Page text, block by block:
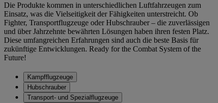
Die Produkte kommen in unterschiedlichen Luftfahrzeugen zum
Einsatz, was die Vielseitigkeit der Fähigkeiten unterstreicht. Ob
Fighter, Transportflugzeuge oder Hubschrauber – die zuverlässigen
und über Jahrzehnte bewährten Lösungen haben ihren festen Platz.
Diese umfangreichen Erfahrungen sind auch die beste Basis für
zukünftige Entwicklungen. Ready for the Combat System of the
Future!
Kampfflugzeuge
Hubschrauber
Transport- und Spezialflugzeuge